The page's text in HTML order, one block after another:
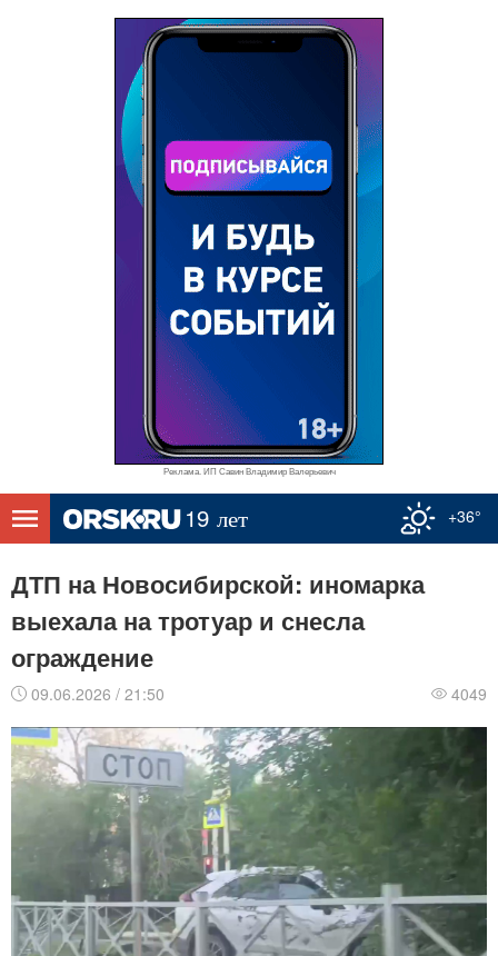
Реклама. ИП Савин Владимир Валерьевич
+36°
ДТП на Новосибирской: иномарка
выехала на тротуар и снесла
ограждение
09.06.2026 / 21:50 4049